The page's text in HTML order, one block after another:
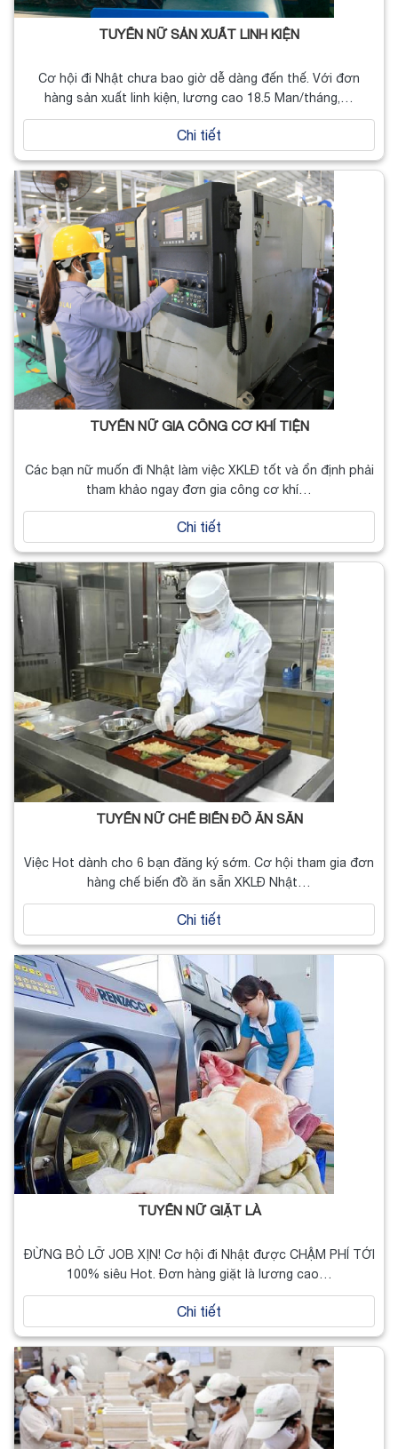
TUYỂN NỮ SẢN XUẤT LINH KIỆN
Cơ hội đi Nhật chưa bao giờ dễ dàng đến thế. Với đơn
hàng sản xuất linh kiện, lương cao 18.5 Man/tháng,…
Chi tiết
TUYỂN NỮ GIA CÔNG CƠ KHÍ TIỆN
Các bạn nữ muốn đi Nhật làm việc XKLĐ tốt và ổn định phải
tham khảo ngay đơn gia công cơ khí…
Chi tiết
TUYỂN NỮ CHẾ BIẾN ĐỒ ĂN SẴN
Việc Hot dành cho 6 bạn đăng ký sớm. Cơ hội tham gia đơn
hàng chế biến đồ ăn sẵn XKLĐ Nhật…
Chi tiết
TUYỂN NỮ GIẶT LÀ
ĐỪNG BỎ LỠ JOB XỊN! Cơ hội đi Nhật được CHẬM PHÍ TỚI
100% siêu Hot. Đơn hàng giặt là lương cao…
Chi tiết